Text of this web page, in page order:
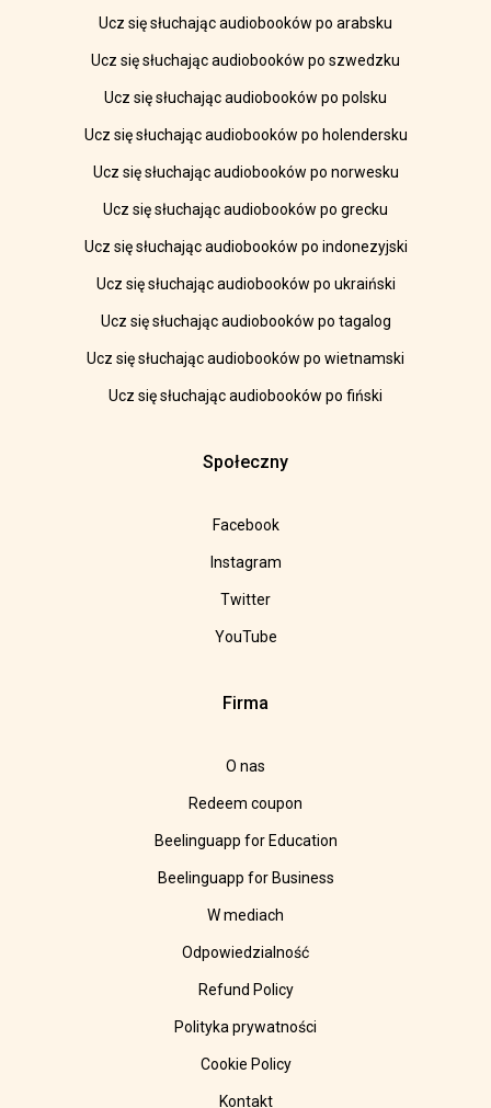
Ucz się słuchając audiobooków po arabsku
Ucz się słuchając audiobooków po szwedzku
Ucz się słuchając audiobooków po polsku
Ucz się słuchając audiobooków po holendersku
Ucz się słuchając audiobooków po norwesku
Ucz się słuchając audiobooków po grecku
Ucz się słuchając audiobooków po indonezyjski
Ucz się słuchając audiobooków po ukraiński
Ucz się słuchając audiobooków po tagalog
Ucz się słuchając audiobooków po wietnamski
Ucz się słuchając audiobooków po fiński
Społeczny
Facebook
Instagram
Twitter
YouTube
Firma
O nas
Redeem coupon
Beelinguapp for Education
Beelinguapp for Business
W mediach
Odpowiedzialność
Refund Policy
Polityka prywatności
Cookie Policy
Kontakt